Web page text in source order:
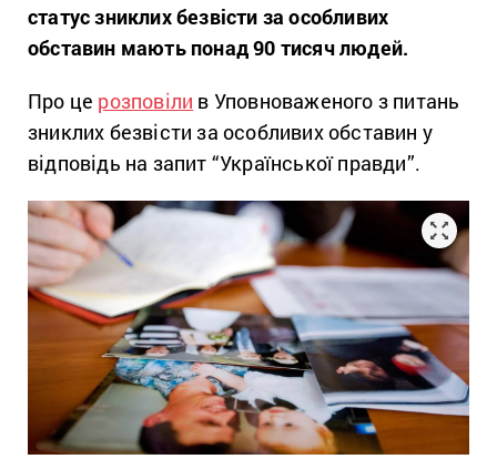
статус зниклих безвісти за особливих
обставин мають понад 90 тисяч людей.
Про це розповіли в Уповноваженого з питань
зниклих безвісти за особливих обставин у
відповідь на запит “Української правди”.